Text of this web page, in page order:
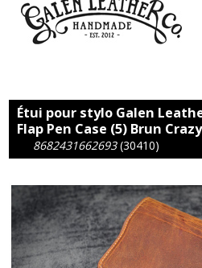
Étui pour stylo Galen
Flap Pen Case (5) Brun
8682431662693 (30410)